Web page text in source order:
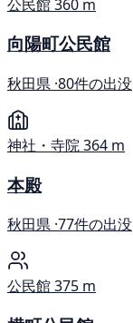
公民館360 m
向陽町公民館
秋田県 ·80件の出没
神社・寺院364 m
本殿
秋田県 ·77件の出没
公民館375 m